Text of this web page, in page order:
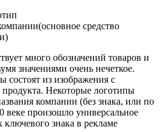
средство
много обозначений товаров и
значениями очень нечеткое.
состоят из изображения с
Некоторые логотипы
компании (без знака, или по
произошло универсальное
знака в рекламе